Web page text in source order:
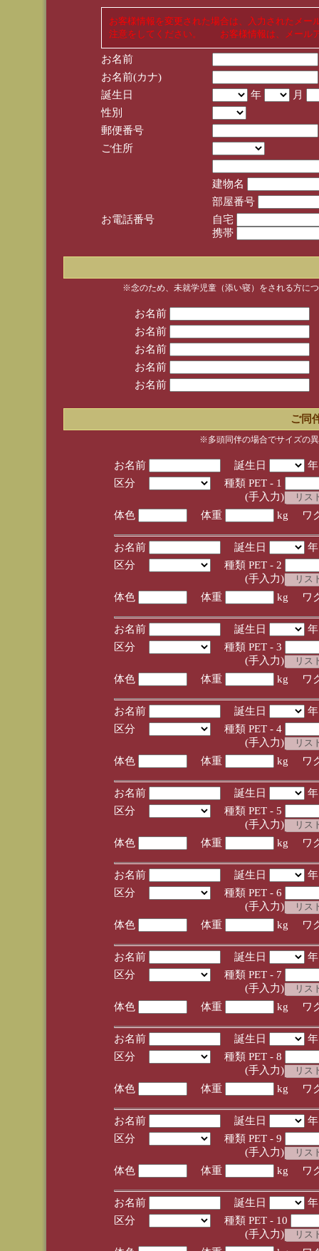
お客様情報を変更された場合は、入力されたメ
注意をしてください。 お客様情報は、メール
お名前
お名前(カナ)
誕生日
年
月
性別
郵便番号
ご住所
建物名
部屋番号
お電話番号
自宅
携帯
※念のため、未就学児童（添い寝）をされる方に
お名前
お名前
お名前
お名前
お名前
ご同
※多頭同伴の場合でサイズの
お名前 誕生日
区分
種類 PET - 1
(手入力)
体色
体重 kg ワ
お名前 誕生日
区分
種類 PET - 2
(手入力)
体色
体重 kg ワ
お名前 誕生日
区分
種類 PET - 3
(手入力)
体色
体重 kg ワ
お名前 誕生日
区分
種類 PET - 4
(手入力)
体色
体重 kg ワ
お名前 誕生日
区分
種類 PET - 5
(手入力)
体色
体重 kg ワ
お名前 誕生日
区分
種類 PET - 6
(手入力)
体色
体重 kg ワ
お名前 誕生日
区分
種類 PET - 7
(手入力)
体色
体重 kg ワ
お名前 誕生日
区分
種類 PET - 8
(手入力)
体色
体重 kg ワ
お名前 誕生日
区分
種類 PET - 9
(手入力)
体色
体重 kg ワ
お名前 誕生日
区分
種類 PET - 10
(手入力)